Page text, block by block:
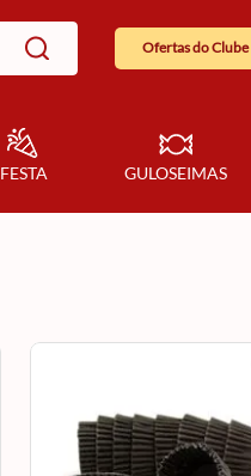
Ofertas do Clube
FESTA GULOSEIMAS